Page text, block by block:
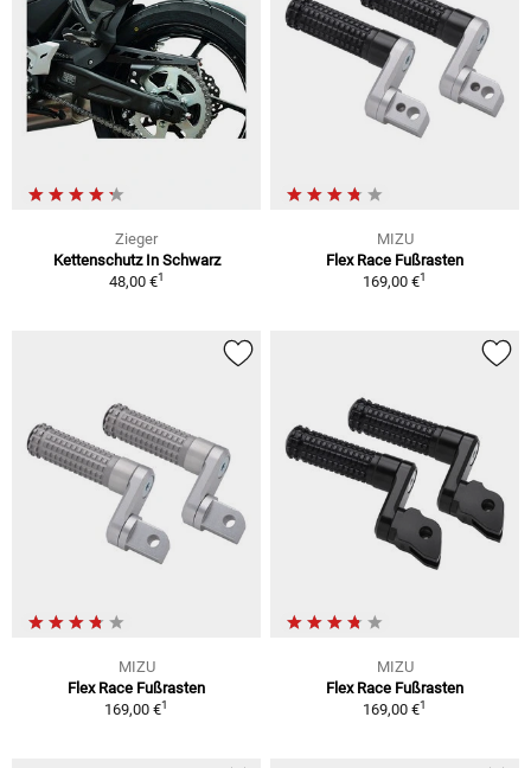
Zieger
Kettenschutz In Schwarz
48,00 €1
MIZU
Flex Race Fußrasten
169,00 €1
MIZU
Flex Race Fußrasten
169,00 €1
MIZU
Flex Race Fußrasten
169,00 €1